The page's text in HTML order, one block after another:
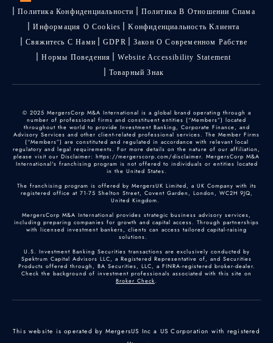
Политика Конфиденциальности
Политика В Отношении Спама
Информация О Cookies
Kонфиденциальность Kлиента
Свяжитесь С Нами
GDPR
Закон О Современном Рабстве
Нормы Поведения
Website Accessibility Statement
Товарный Знак
© 2025 MergersCorp M&A International is a global brand operating through a
number of professional firms and constituent entities (“Members”) located
throughout the world to provide Investment Banking, Corporate Finance, and
Advisory Services and other client-related professional services. The Member Firms
(“Members”) are constituted and regulated in accordance with relevant local
regulatory and legal requirements. For more details on the nature of our affiliation,
please visit our Disclaimer: https://mergerscorp.com/disclaimer. MergersCorp M&A
International's franchising program is not offered to individuals or entities located
in the United States.
The franchising program is offered by MergersUK Limited, a UK Company with its
registered office at 71-75 Shelton Street, Covent Garden, London, WC2H 9JQ,
United Kingdom.
MergersCorp M&A International provides strategic business advisory services,
including preparing companies for growth and capital access. Through partnerships
with licensed investment bankers, clients can access tailored capital-raising
solutions.
U.S. Investment Banking Securities transactions are exclusively conducted by
Spektrum Capital Advisors LLC, a Registered Representative of, and Securities
Products offered through, BA Securities, LLC, a FINRA-registered broker-dealer.
Check the background of investment professionals associated with this site on
Broker Check.
This website is operated by MergersUS Inc a US Corporation with registered